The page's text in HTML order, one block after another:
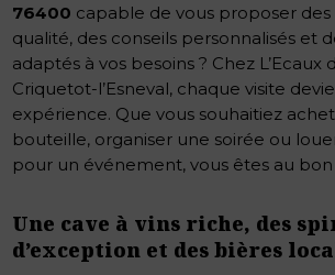
76400 capable de vous proposer
qualité, des conseils personnalisés et
adaptés à vos besoins ? Chez L’Ecaux
Criquetot-l’Esneval, chaque visite
expérience. Que vous souhaitiez
bouteille, organiser une soirée ou
pour un événement, vous êtes au
Une cave à vins riche, des
d’exception et des bières